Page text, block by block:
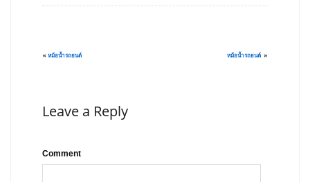
« หม้อน้ำรถยนต์ หม้อน้ำรถยนต์ »
Leave a Reply
Comment